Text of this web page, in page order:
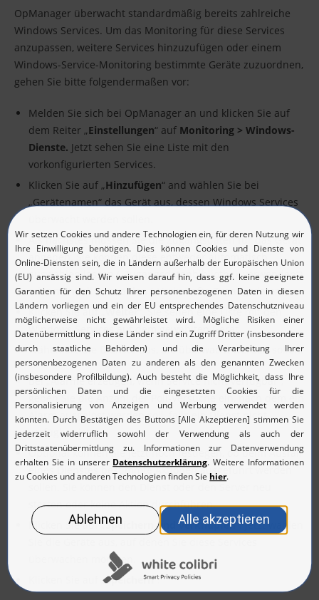
OpManager überwacht standardmäßig bereits zahlreiche
Windows Services. Um das Monitoring für diese Services
anzupassen, weitere Services hinzuzufügen oder einem
Windows-Service-Monitoring bestimmte Geräte zuzuordnen,
gehen Sie bitte folgendermaßen vor:
Melden Sie sich bei OpManager an und klicken Sie auf
dem Reiter „Einstellungen“ auf Monitoring > Windows-
Dienste. Jetzt sehen Sie eine Liste mit den
vorkonfigurierten Services.
Klicken Sie auf „Hinzufügen“ and wählen Sie bei
„Gerätenamen“ das Gerät aus, dessen Windows Services
Als nächstes müssen Sie die Zugangsdaten für das Gerät
angeben. Sie können diese entweder automatisch
auswählen lassen („Zugangsdatenbibliothek verwenden“)
oder manuell auswählen („Verknüpfte Zugangsdaten“).
Klicken Sie auf „Weiter“. Sie sehen eine Liste mit den
Windows Services auf dem gewählten Gerät.
Wähen Sie die Dienste aus, die überwacht werden sollen.
Bei „Alarme erzeugen, wenn Service nicht verfügbar“,
geben Sie die Anzahl der Poll-Versuche ein, nach dem ein
Alarm ausgelöst werden soll, falls ein Dienst nicht
verfügbar ist.
Optional können Sie jetzt noch festlegen, ob beim Ausfall
eines Dienstes bestimmte Aktionen ausgeführt werden
starten oder keine Aktion durchführen.
Klicken Sie auf „ Speichern und verknüpfen “. Jetzt wählen
überwachen möchten.
Klicken Sie auf „Speichern“.